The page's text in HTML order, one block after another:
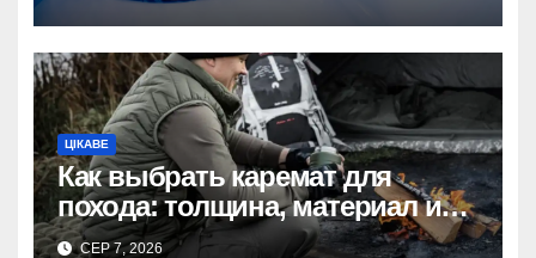
ЦІКАВЕ
Как выбрать каремат для
похода: толщина, материал и
размер
СЕР 7, 2026